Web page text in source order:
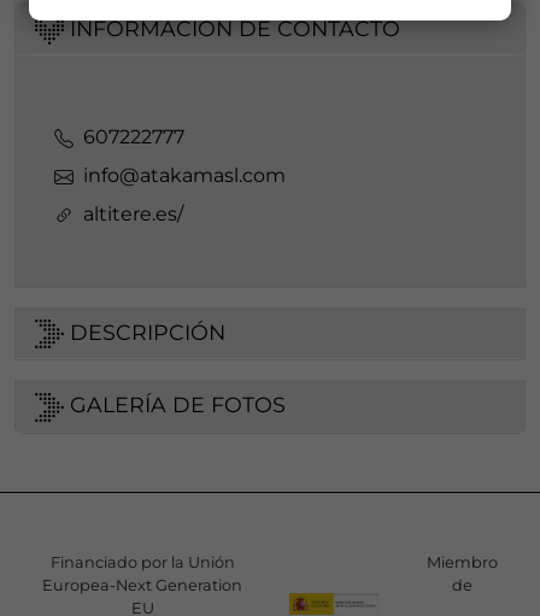
INFORMACIÓN DE CONTACTO
607222777
info@atakamasl.com
altitere.es/
DESCRIPCIÓN
GALERÍA DE FOTOS
Financiado por la Unión
Europea-Next Generation
EU
Miembro
de